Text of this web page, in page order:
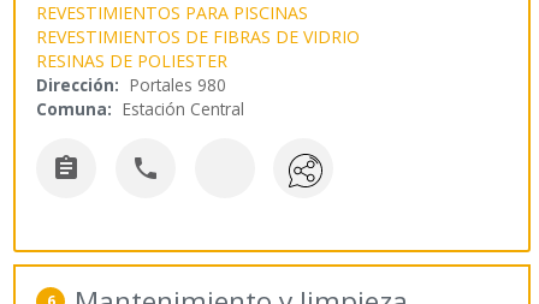
REVESTIMIENTOS PARA PISCINAS
REVESTIMIENTOS DE FIBRAS DE VIDRIO
RESINAS DE POLIESTER
Dirección: Portales 980
Comuna: Estación Central
 